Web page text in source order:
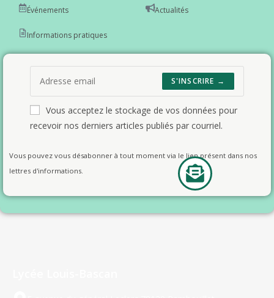
Événements Actualités
Informations pratiques
S'INSCRIRE →
Vous acceptez le stockage de vos données pour
recevoir nos derniers articles publiés par courriel.
Vous pouvez vous désabonner à tout moment via le lien présent dans nos
lettres d'informations.